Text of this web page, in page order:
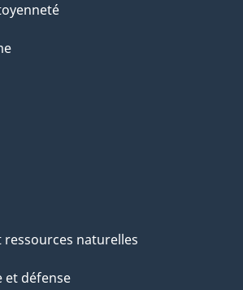
naturelles
et défense